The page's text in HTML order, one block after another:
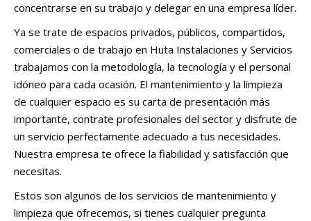
concentrarse en su trabajo y delegar en una empresa líder.
Ya se trate de espacios privados, públicos, compartidos,
comerciales o de trabajo en Huta Instalaciones y Servicios
trabajamos con la metodología, la tecnología y el personal
idóneo para cada ocasión. El mantenimiento y la limpieza
de cualquier espacio es su carta de presentación más
importante, contrate profesionales del sector y disfrute de
un servicio perfectamente adecuado a tus necesidades.
Nuestra empresa te ofrece la fiabilidad y satisfacción que
necesitas.
Estos son algunos de los servicios de mantenimiento y
limpieza que ofrecemos, si tienes cualquier pregunta